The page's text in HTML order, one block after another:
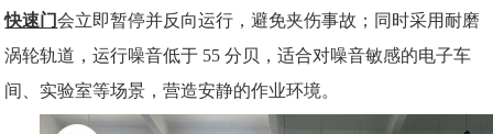
快速门会立即暂停并反向运行，避免夹伤事故；同时采用耐磨
涡轮轨道，运行噪音低于 55 分贝，适合对噪音敏感的电子车
间、实验室等场景，营造安静的作业环境。